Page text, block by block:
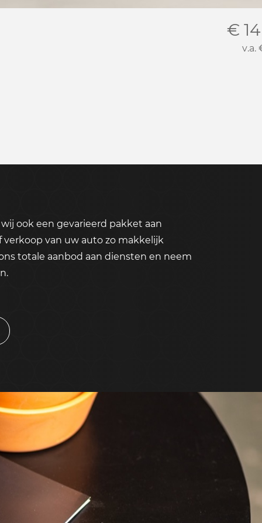
€
v.a.
ook een gevarieerd pakket aan
verkoop van uw auto zo makkelijk
totale aanbod aan diensten en neem